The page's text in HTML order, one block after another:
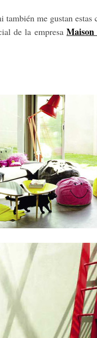
me gustan estas
de la empresaMaison